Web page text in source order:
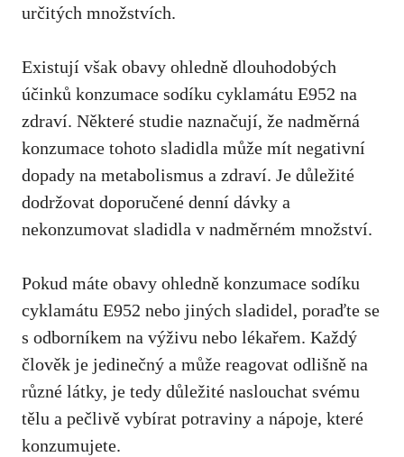
určitých množstvích.
Existují však obavy ohledně dlouhodobých
účinků konzumace sodíku cyklamátu E952 na
zdraví. Některé studie naznačují, že nadměrná
konzumace tohoto sladidla může mít negativní
dopady na metabolismus a zdraví. Je důležité
dodržovat doporučené denní dávky a
nekonzumovat sladidla v nadměrném množství.
Pokud máte obavy ohledně konzumace sodíku
cyklamátu E952 nebo jiných sladidel, poraďte se
s odborníkem na výživu nebo lékařem. Každý
člověk je jedinečný a může reagovat odlišně na
různé látky, je tedy důležité naslouchat svému
tělu a pečlivě vybírat potraviny a nápoje, které
konzumujete.